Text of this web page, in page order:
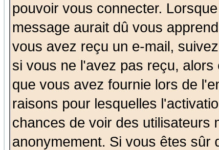
pouvoir vous connecter.
message aurait dû vous
vous avez reçu un e-mail,
si vous ne l'avez pas reçu,
que vous avez fournie lors de
raisons pour lesquelles
chances de voir des utilisateurs
anonymement. Si vous êtes sûr